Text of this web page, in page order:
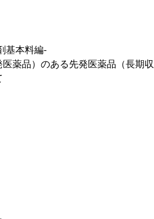
基本料編-
薬品）のある先発医薬品（長期収